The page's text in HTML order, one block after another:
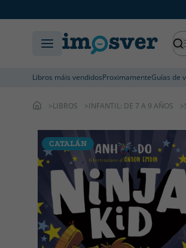
Libros máis vendidosProximamenteGuías de
LIBROS INFANTIL: DE 7 A 9 AÑOS
CATALÁN